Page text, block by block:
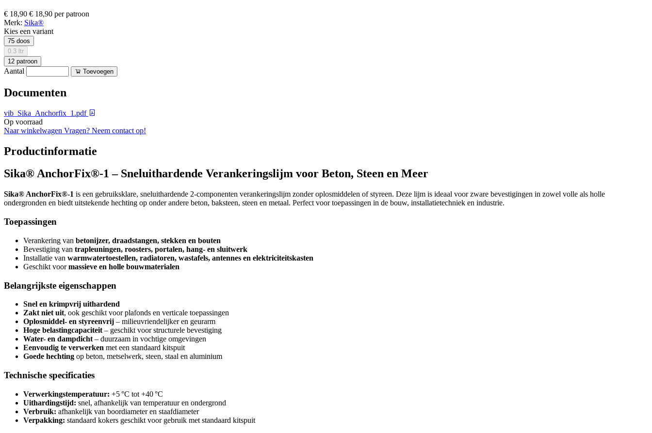
€ 18,90 € 18,90 per patroon
Merk: Sika®
Kies een variant
75 doos
0.3 ltr
12 patroon
Aantal Toevoegen
Documenten
vib_Sika_Anchorfix_1.pdf
Op voorraad
Naar winkelwagen Vragen? Neem contact op!
Productinformatie
Sika® AnchorFix®-1 – Sneluithardende Verankeringslijm voor Beton, Steen en Meer
Sika® AnchorFix®-1 is een gebruiksklare, sneluithardende 2-componenten verankeringslijm zonder oplosmiddelen of styreen. Deze lijm is ideaal voor zware bevestigingen in zowel volle als holle
ondergronden en biedt uitstekende hechting op onder andere beton, baksteen, steen en metaal. Perfect voor toepassingen in de bouw, installatietechniek en industrie.
Toepassingen
Verankering van betonijzer, draadstangen, stekken en bouten
Bevestiging van trapleuningen, roosters, portalen, hang- en sluitwerk
Installatie van warmwatertoestellen, radiatoren, wastafels, antennes en elektriciteitskasten
Geschikt voormassieve en holle bouwmaterialen
Belangrijkste eigenschappen
Snel en krimpvrij uithardend
Zakt niet uit, ook geschikt voor plafonds en verticale toepassingen
Oplosmiddel- en styreenvrij – milieuvriendelijker en geurarm
Hoge belastingcapaciteit – geschikt voor structurele bevestiging
Water- en dampdicht – duurzaam in vochtige omgevingen
Eenvoudig te verwerken met een standaard kitspuit
Goede hechting op beton, metselwerk, steen, staal en aluminium
Technische specificaties
Verwerkingstemperatuur: +5 °C tot +40 °C
Uithardingstijd: snel, afhankelijk van temperatuur en ondergrond
Verbruik: afhankelijk van boordiameter en staafdiameter
Verpakking: standaard kokers geschikt voor gebruik met standaard kitspuit